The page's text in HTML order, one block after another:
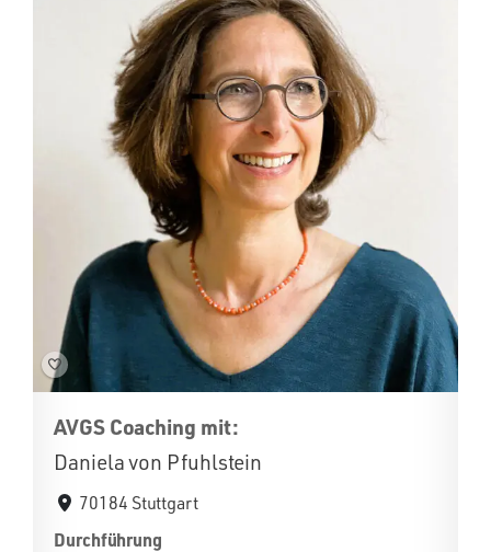
AVGS Coaching mit:
Daniela von Pfuhlstein
70184 Stuttgart
Durchführung